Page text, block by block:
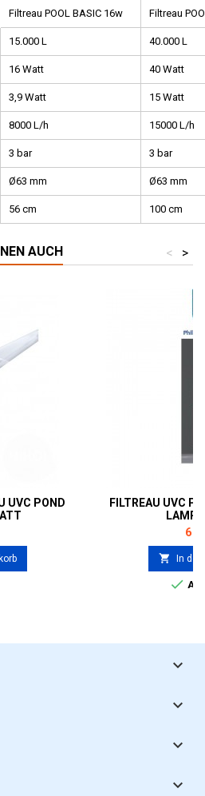
Filtreau POOL BASIC 16w Filtreau
15.000 L 40.000 L
16 Watt 40 Watt
3,9 Watt 15 Watt
8000 L/h 15000 L/h
3 bar 3 bar
Ø63 mm Ø63 mm
56 cm 100 cm
AUCH >
<
UVC POND
FILTREAU UVC
LAMP
 In




